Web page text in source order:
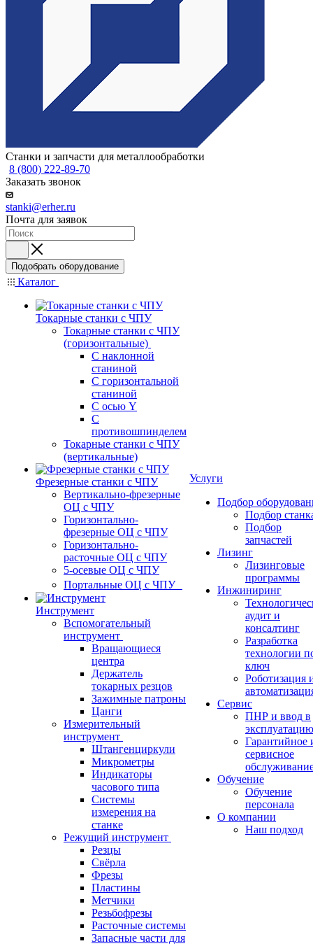
Станки и запчасти для металлообработки
8 (800) 222-89-70
Заказать звонок
stanki@erher.ru
Почта для заявок
Подобрать оборудование
Каталог
Токарные станки с ЧПУ
Токарные станки с ЧПУ
(горизонтальные)
С наклонной
станиной
С горизонтальной
станиной
С осью Y
С
противошпинделем
Токарные станки с ЧПУ
(вертикальные)
Фрезерные станки с ЧПУ
Вертикально-фрезерные
ОЦ с ЧПУ
Горизонтально-
фрезерные ОЦ с ЧПУ
Горизонтально-
расточные ОЦ с ЧПУ
5-осевые ОЦ с ЧПУ
Портальные ОЦ с ЧПУ
Инструмент
Вспомогательный
инструмент
Вращающиеся
центра
Держатель
токарных резцов
Зажимные патроны
Цанги
Измерительный
инструмент
Штангенциркули
Микрометры
Индикаторы
часового типа
Системы
измерения на
станке
Режущий инструмент
Резцы
Свёрла
Фрезы
Пластины
Метчики
Резьбофрезы
Расточные системы
Запасные части для
Услуги
Подбор
Подбор
Подбор
запчастей
Лизинг
Лизинговые
программы
Инжиниринг
аудит и
консалтинг
Разработка
технологии
ключ
Роботизация
Сервис
ПНР и ввод в
эксплуатацию
Гарантийное
сервисное
Обучение
Обучение
персонала
О компании
Наш подход